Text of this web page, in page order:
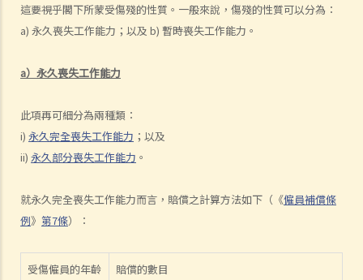
這要視乎閣下所蒙受傷殘的性質。一般來說，傷殘的性質可以分為：
a) 永久喪失工作能力；以及 b) 暫時喪失工作能力。
a）永久喪失工作能力
此項再可細分為兩種類：
i) 永久完全喪失工作能力 ；以及
ii) 永久部分喪失工作能力 。
就永久完全喪失工作能力而言，賠償之計算方法如下（《僱員補償條
例》 第7條）：
受傷僱員的年齡 賠償的數目
3. 如何分辨「僱傭合約」以及「獨立承包商（或自僱人士）之服務合
約」？
予現職僱主一個月通知以辭去現有工作。在新工上任的一個星期前，我
者。因我經已辭去現有工作（而新職員亦已上班），我在離職時便成為
失業人士。我可否向給予新聘約的公司採取法律行動或尋求補救方法？
5. 資料及紀錄
B. 薪酬
1. 我的秘書弄壞了我辦公室的電腦，而我打算從她本月的薪金中扣除
金？